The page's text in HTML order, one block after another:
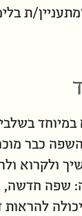
ת
במיוחד
כבר
ולקרוא
שפה חדשה,
להראות